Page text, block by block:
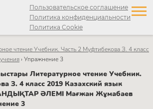
Пользовательское соглашение
Политика конфиденциальности
Политика Cookie
чтение Учебник. Часть 2 Муфтибекова З. 4 класс
›Упражнение 3
Литературное чтение Учебник.
З. 4 класс 2019 Казахский язык
ӘЛЕМІ Мағжан Жұмабаев
3